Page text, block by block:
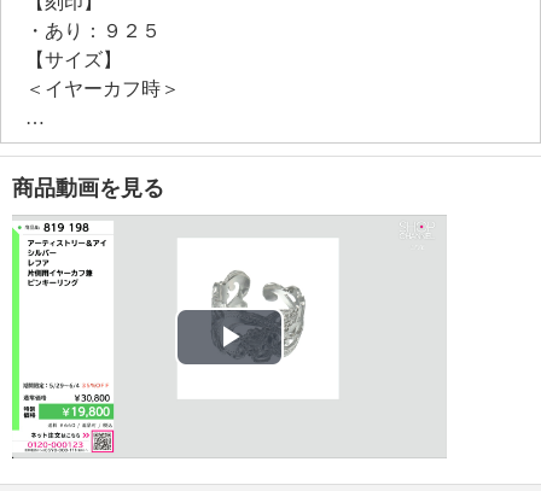
・あり：９２５
【サイズ】
＜イヤーカフ時＞
・約縦１ｃｍ×横１．６ｃｍ
＜リング時＞
・約最大幅１ｃｍ×高さ１ｍｍ
・リング対応サイズ：約５号
【使用素材】
・シルバー９２５
【メッキ素材】
・材質：ロジウムコート
・個体差あり
※リングのサイズ直し不可
【原産国（地）】
・日本製
商品動画を見る
Play